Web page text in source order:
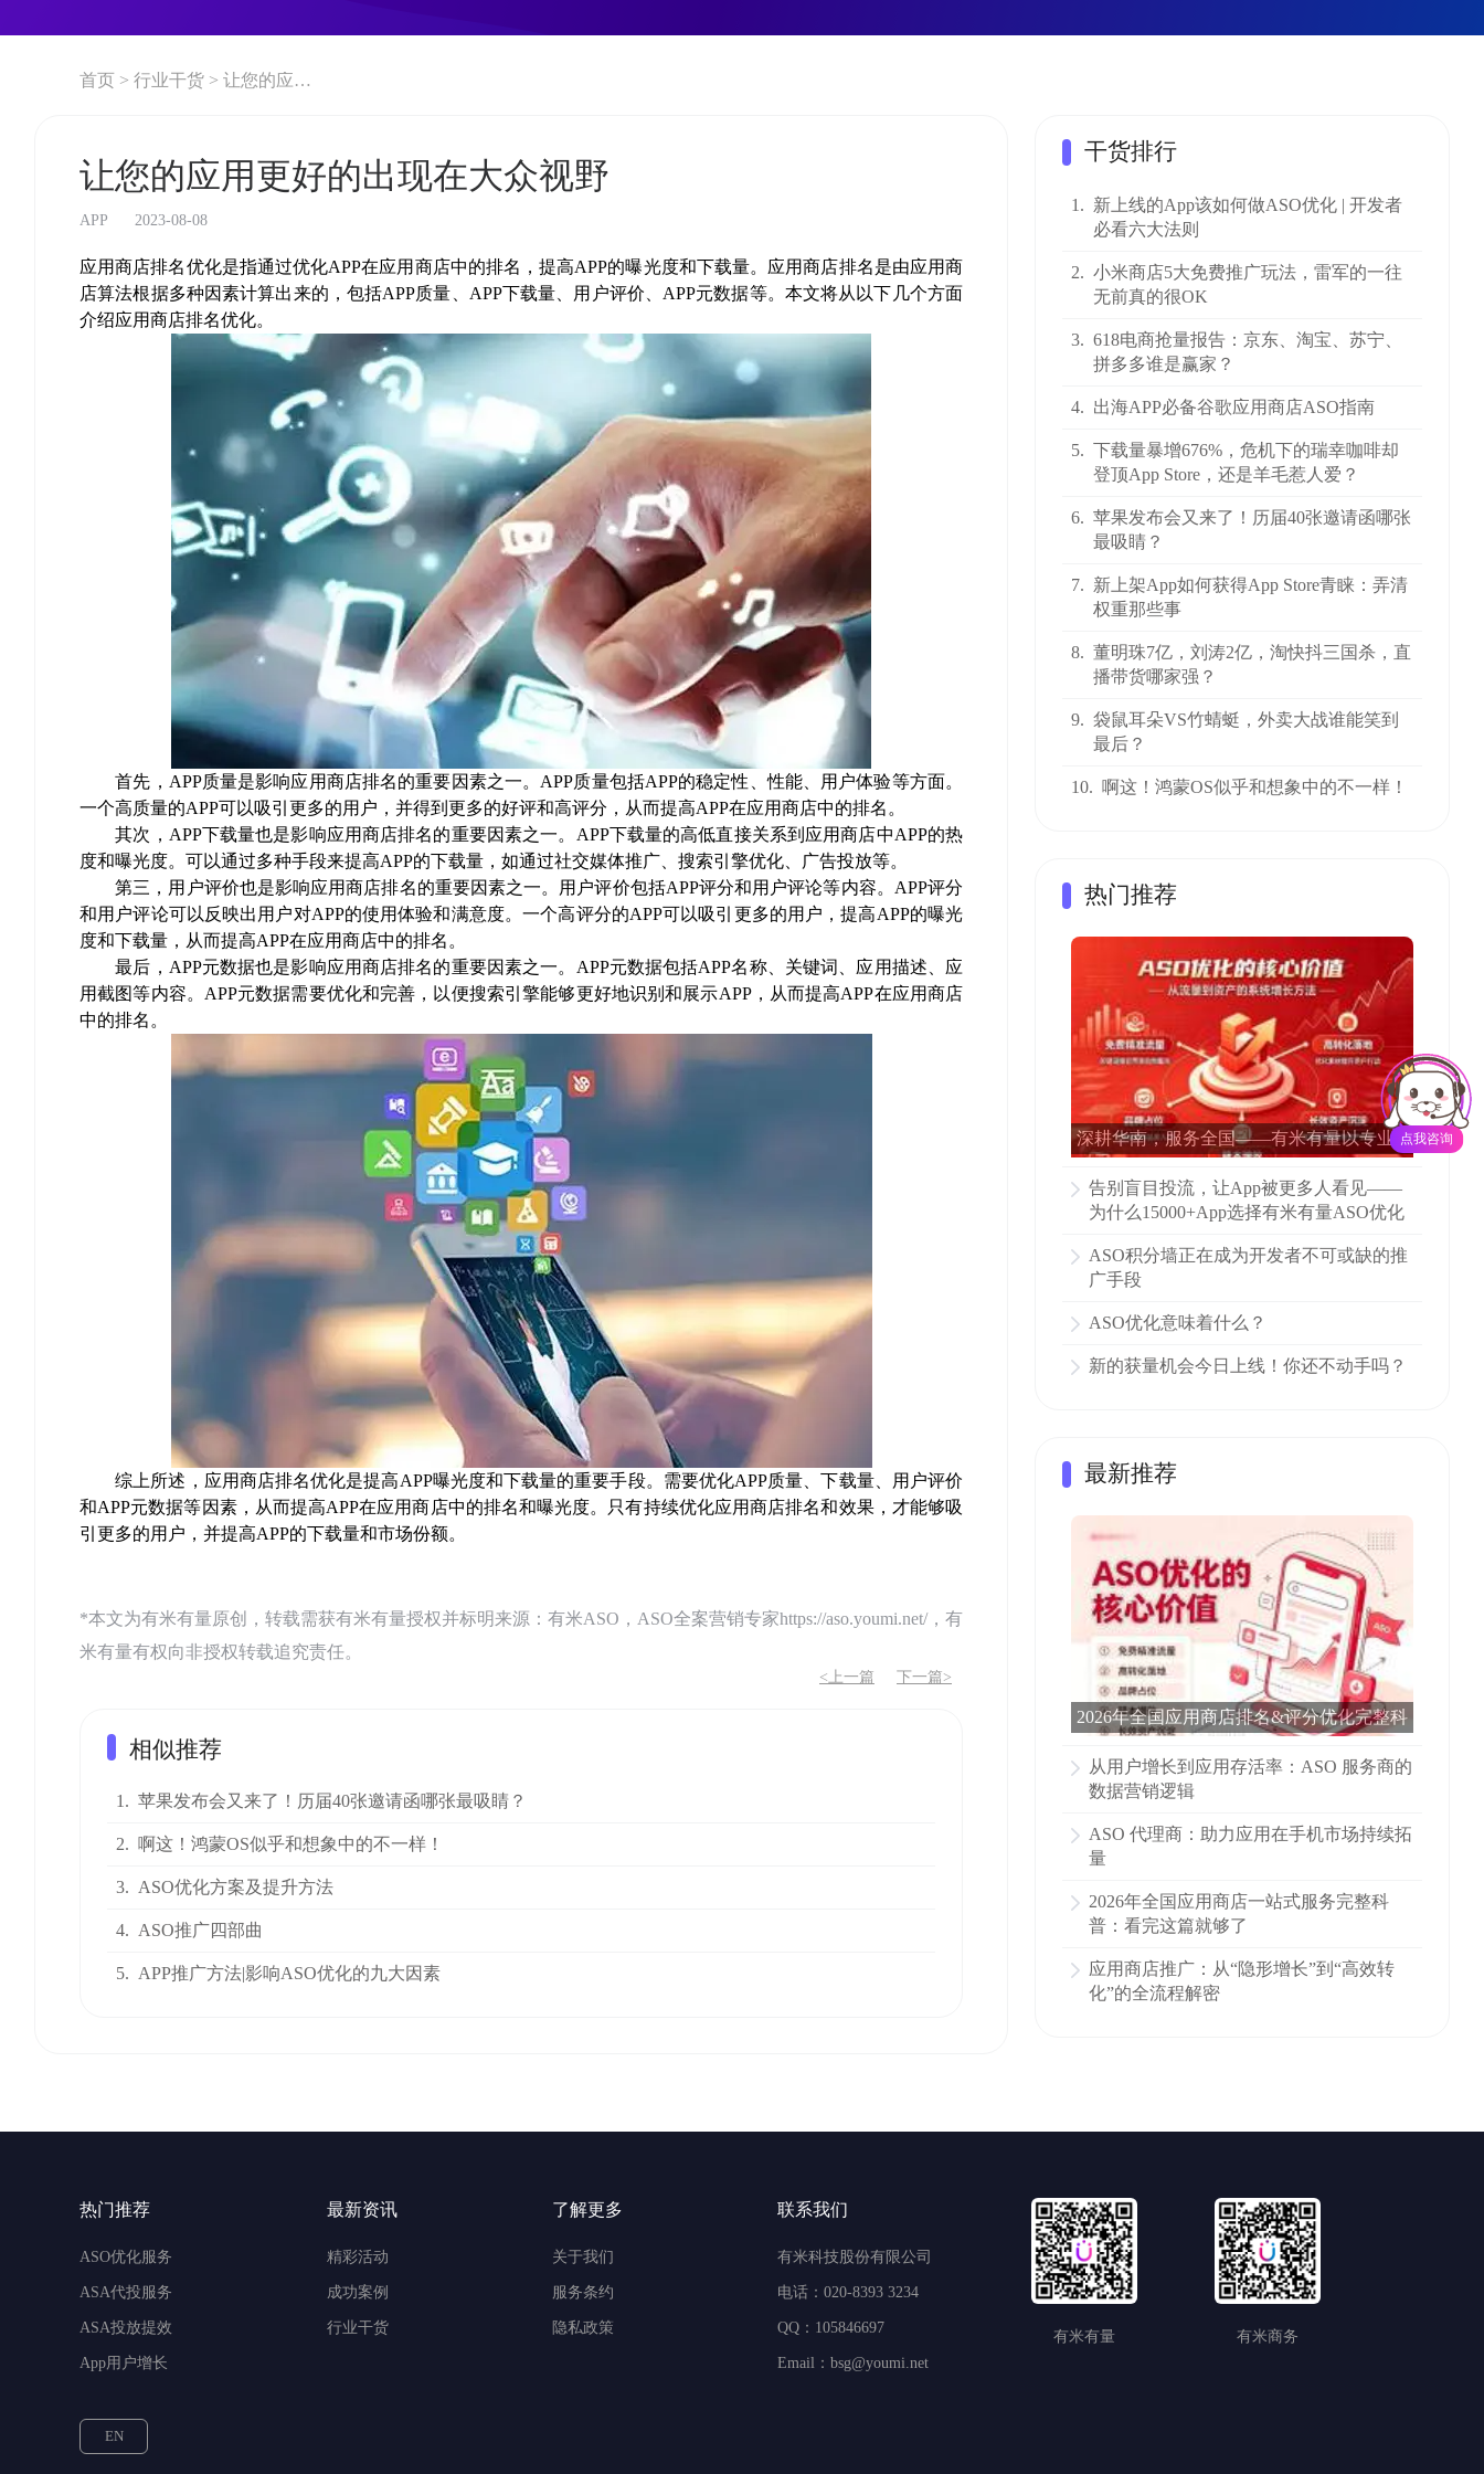
点我咨询
首页 > 行业干货 > 让您的应用更好的出现在大众视野
让您的应用更好的出现在大众视野
APP 2023-08-08
应用商店排名优化是指通过优化APP在应用商店中的排名，提高APP的曝光度和下载量。应用商店排名是由应用商
店算法根据多种因素计算出来的，包括APP质量、 APP下载量、用户评价、 APP元数据等。本文将从以下几个方面
介绍应用商店排名优化。
首先， APP质量是影响应用商店排名的重要因素之一。 APP质量包括APP的稳定性、性能、用户体验等方面。
一个高质量的APP可以吸引更多的用户，并得到更多的好评和高评分，从而提高APP在应用商店中的排名。
其次， APP下载量也是影响应用商店排名的重要因素之一。 APP下载量的高低直接关系到应用商店中APP的热
度和曝光度。可以通过多种手段来提高APP的下载量，如通过社交媒体推广、搜索引擎优化、广告投放等。
第三，用户评价也是影响应用商店排名的重要因素之一。用户评价包括APP评分和用户评论等内容。 APP评分
和用户评论可以反映出用户对APP的使用体验和满意度。一个高评分的APP可以吸引更多的用户，提高APP的曝光
度和下载量，从而提高APP在应用商店中的排名。
最后， APP元数据也是影响应用商店排名的重要因素之一。 APP元数据包括APP名称、关键词、应用描述、应
用截图等内容。 APP元数据需要优化和完善，以便搜索引擎能够更好地识别和展示APP，从而提高APP在应用商店
中的排名。
综上所述，应用商店排名优化是提高APP曝光度和下载量的重要手段。需要优化APP质量、下载量、用户评价
和APP元数据等因素，从而提高APP在应用商店中的排名和曝光度。只有持续优化应用商店排名和效果，才能够吸
引更多的用户，并提高APP的下载量和市场份额。
*本文为有米有量原创，转载需获有米有量授权并标明来源：有米ASO，ASO全案营销专家https://aso.youmi.net/，有
米有量有权向非授权转载追究责任。
<上一篇 下一篇>
相似推荐
1. 苹果发布会又来了！历届40张邀请函哪张最吸睛？
2. 啊这！鸿蒙OS似乎和想象中的不一样！
3. ASO优化方案及提升方法
4. ASO推广四部曲
5. APP推广方法|影响ASO优化的九大因素
干货排行
1. 新上线的App该如何做ASO优化 | 开发者
必看六大法则
2. 小米商店5大免费推广玩法，雷军的一往
无前真的很OK
3. 618电商抢量报告：京东、淘宝、苏宁、
拼多多谁是赢家？
4. 出海APP必备谷歌应用商店ASO指南
5. 下载量暴增676%，危机下的瑞幸咖啡却
登顶App Store，还是羊毛惹人爱？
6. 苹果发布会又来了！历届40张邀请函哪张
最吸睛？
7. 新上架App如何获得App Store青睐：弄清
权重那些事
8. 董明珠7亿，刘涛2亿，淘快抖三国杀，直
播带货哪家强？
9. 袋鼠耳朵VS竹蜻蜓，外卖大战谁能笑到
最后？
10. 啊这！鸿蒙OS似乎和想象中的不一样！
热门推荐
深耕华南，服务全国——有米有量以专业
告别盲目投流，让App被更多人看见——
为什么15000+App选择有米有量ASO优化
ASO积分墙正在成为开发者不可或缺的推
广手段
ASO优化意味着什么？
新的获量机会今日上线！你还不动手吗？
最新推荐
2026年全国应用商店排名&评分优化完整科
从用户增长到应用存活率：ASO 服务商的
数据营销逻辑
ASO 代理商：助力应用在手机市场持续拓
量
2026年全国应用商店一站式服务完整科
普：看完这篇就够了
应用商店推广：从“隐形增长”到“高效转
化”的全流程解密
热门推荐
ASO优化服务
ASA代投服务
ASA投放提效
App用户增长
最新资讯
精彩活动
成功案例
行业干货
了解更多
关于我们
服务条约
隐私政策
联系我们
有米科技股份有限公司
电话：020-8393 3234
QQ：105846697
Email：bsg@youmi.net
有米有量 有米商务
EN